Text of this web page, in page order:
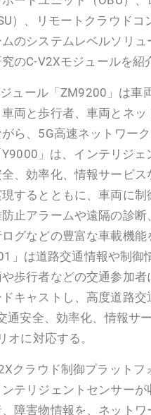
）、リモートクラウドコ
のシステムレベルソリュ
のC-V2Xモジュールを紹
ュール「ZM9200」は車
両と歩行者、車両とネッ
ら、5G高速ネットワー
Y9000」は、インテリジェ
、効率化、情報サービス
するとともに、車両に制
止アラームや遠隔の診断
グなどの豊富な車載機能
」は道路交通情報や制御
歩行者などの交通参加者
キャストし、高度道路交
通安全、効率化、情報サ
オに対応する。
クラウド制御プラットフ
テリジェントセンサーが
障害物情報を、ネットワ